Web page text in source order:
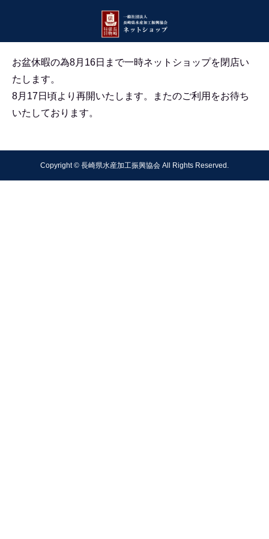
お盆休暇の為8月16日まで一時ネットショップを閉店い
たします。
8月17日頃より再開いたします。
またのご利用をお待ち
いたしております。
Copyright © 長崎県水産加工振興協会 All Rights Reserved.